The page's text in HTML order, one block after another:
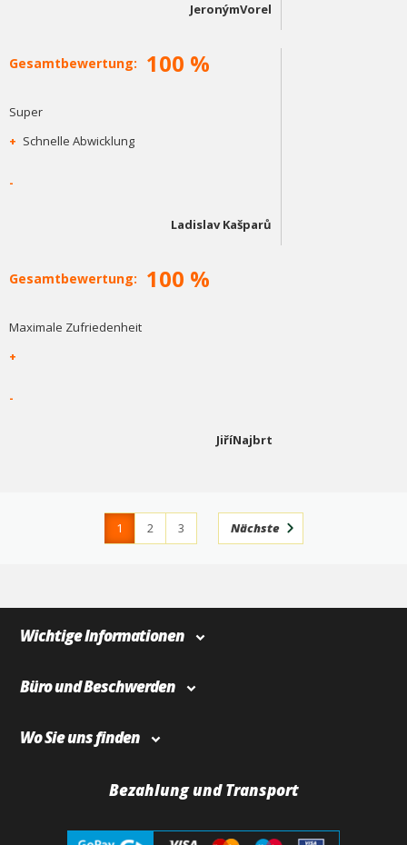
JeronýmVorel
Gesamtbewertung: 100 %
Super
+ Schnelle Abwicklung
-
Ladislav Kašparů
Gesamtbewertung: 100 %
Maximale Zufriedenheit
+
-
JiříNajbrt
1 2
3
Nächste
Wichtige Informationen
Büro und Beschwerden
Wo Sie uns finden
Bezahlung und Transport